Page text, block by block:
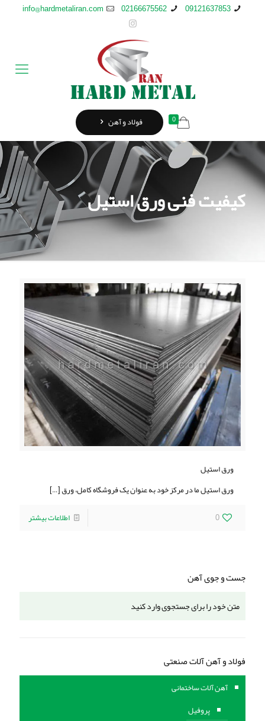
09121637853
02166675562
info@hardmetaliran.com
0 فولاد و آهن
کیفیت فنی ورق استیل
ورق استیل
ورق استیل ما در مرکز خود به عنوان یک فروشگاه کامل، ورق‌[…]
0
اطلاعات بیشتر
جست و جوی آهن
فولاد و آهن آلات صنعتی
آهن آلات ساختمانی
پروفیل